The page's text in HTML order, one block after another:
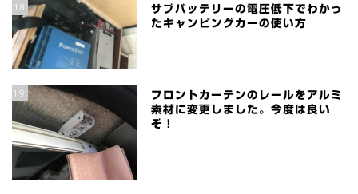
18
サブバッテリーの電圧低下でわかっ
たキャンピングカーの使い方
19
フロントカーテンのレールをアルミ
素材に変更しました。今度は良い
ぞ！